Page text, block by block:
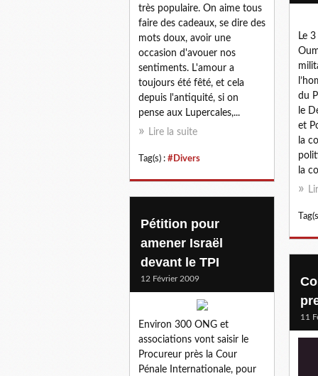
très populaire. On aime tous
faire des cadeaux, se dire des
mots doux, avoir une
occasion d'avouer nos
sentiments. L'amour a
toujours été fêté, et cela
depuis l'antiquité, si on
pense aux Lupercales,...
Lire la suite
Tag(s) : #Divers
Le
du
le
et
la
la
Pétition pour
amener Israël
devant le TPI
12 Février 2009
Environ 300 ONG et
associations vont saisir le
Procureur près la Cour
Pénale Internationale, pour
11